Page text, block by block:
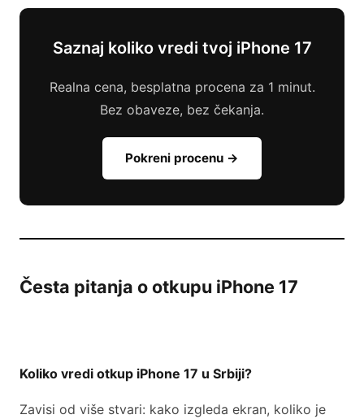
Saznaj koliko vredi tvoj iPhone 17
Realna cena, besplatna procena za 1 minut.
Bez obaveze, bez čekanja.
Pokreni procenu →
Česta pitanja o otkupu iPhone 17
Koliko vredi otkup iPhone 17 u Srbiji?
Zavisi od više stvari: kako izgleda ekran, koliko je